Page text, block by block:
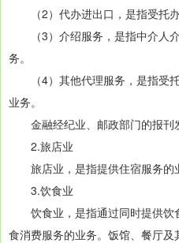
（2）代办进出口，是指受托办
（3）介绍服务，是指中介人
务。
（4）其他代理服务，是指受
业务。
金融经纪业、邮政部门的报刊
2.旅店业
旅店业，是指提供住宿服务的
3.饮食业
饮食业，是指通过同时提供饮
食消费服务的业务。饭馆、餐厅